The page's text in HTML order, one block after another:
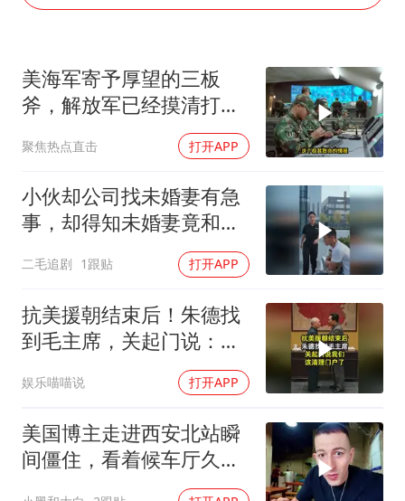
WTT瑞典大满贯女单签表出炉
36岁男演员成景区NPC后人气爆棚
上四休三，但降薪1000元，你接受吗？
乐享全民健身 共筑健康中国
美海军寄予厚望的三板
斧，解放军已经摸清打
法，海空一体联手接下
聚焦热点直击 打开APP
小伙却公司找未婚妻有急
事，却得知未婚妻竟和别
二毛追剧 1跟贴 打开APP
抗美援朝结束后！朱德找
到毛主席，关起门说：我
娱乐喵喵说 打开APP
美国博主走进西安北站瞬
间僵住，看着候车厅久久